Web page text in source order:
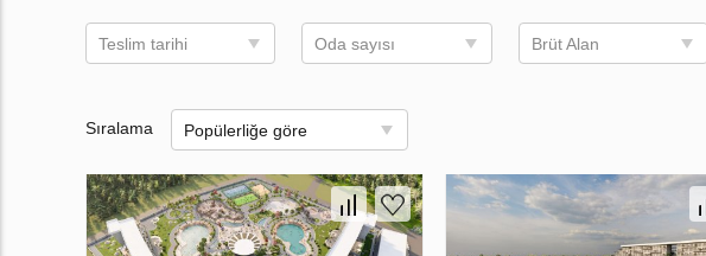
Teslim tarihi Oda sayısı Brüt Alan
Sıralama Popülerliğe göre